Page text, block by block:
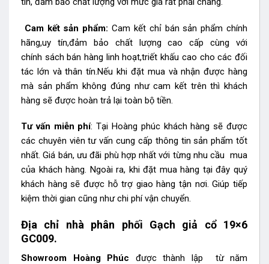
Cam kết sản phẩm: Cam kết chỉ bán sản phẩm chính
hãng,uy tín,đảm bảo chất lượng cao cấp cùng với
chính sách bán hàng linh hoạt,triết khấu cao cho các đối
tác lớn và thân tín.Nếu khi đặt mua và nhận được hàng
mà sản phẩm không đúng như cam kết trên thì khách
hàng sẽ được hoàn trả lại toàn bộ tiền.
Tư vấn miễn phí: Tại Hoàng phúc khách hàng sẽ được
các chuyên viên tư vấn cung cấp thông tin sản phẩm tốt
nhất. Giá bán, ưu đãi phù hợp nhất với từng nhu cầu mua
của khách hàng. Ngoài ra, khi đặt mua hàng tại đây quý
khách hàng sẽ được hỗ trợ giao hàng tận nơi. Giúp tiếp
kiệm thời gian cũng như chi phí vận chuyển.
Địa chỉ nhà phân phối Gạch giả cổ 19×6
GC009.
Showroom Hoàng Phúc được thành lập từ năm